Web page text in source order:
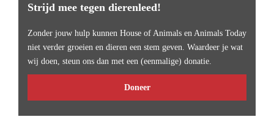
Strijd mee tegen dierenleed!
Zonder jouw hulp kunnen House of Animals en Animals Today
niet verder groeien en dieren een stem geven. Waardeer je wat
wij doen, steun ons dan met een (eenmalige) donatie.
Doneer